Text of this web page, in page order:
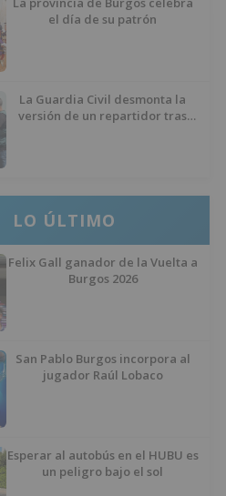
el día de su patrón
La Guardia Civil desmonta la
versión de un repartidor tras
LO ÚLTIMO
Felix Gall ganador de la Vuelta a
Burgos 2026
San Pablo Burgos incorpora al
jugador Raúl Lobaco
Esperar al autobús en el HUBU es
un peligro bajo el sol